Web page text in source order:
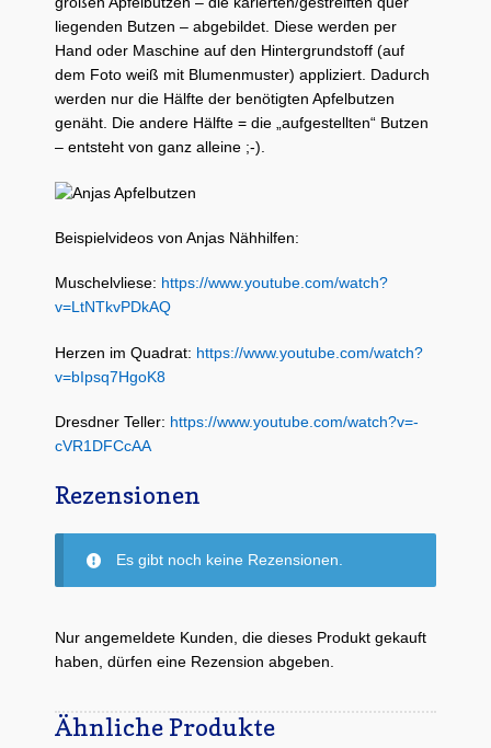
liegenden Butzen – abgebildet. Diese werden per
Hand oder Maschine auf den Hintergrundstoff (auf
dem Foto weiß mit Blumenmuster) appliziert. Dadurch
werden nur die Hälfte der benötigten Apfelbutzen
genäht. Die andere Hälfte = die „aufgestellten“ Butzen
– entsteht von ganz alleine ;-).
Beispielvideos von Anjas Nähhilfen:
Muschelvliese: https://www.youtube.com/watch?
v=LtNTkvPDkAQ
Herzen im Quadrat: https://www.youtube.com/watch?
v=bIpsq7HgoK8
Dresdner Teller: https://www.youtube.com/watch?v=-
cVR1DFCcAA
Rezensionen
Es gibt noch keine Rezensionen.
Nur angemeldete Kunden, die dieses Produkt gekauft
haben, dürfen eine Rezension abgeben.
Ähnliche Produkte